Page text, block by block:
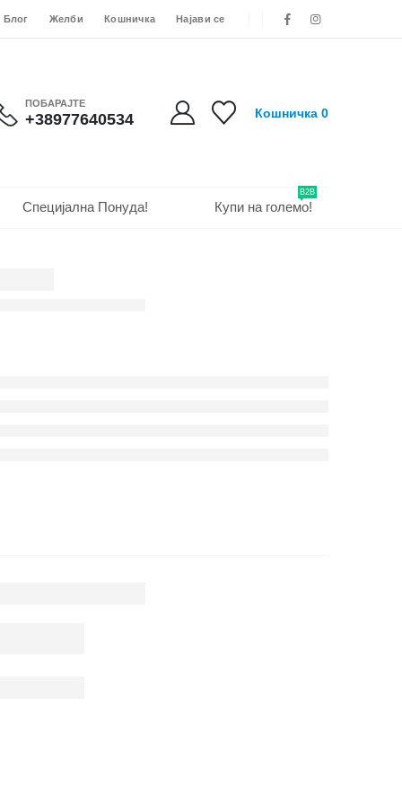
Блог Желби Кошничка Најави се
ПОБАРАЈТЕ
+38977640534 Кошничка 0
Специјална Понуда! Купи на големо!
B2B